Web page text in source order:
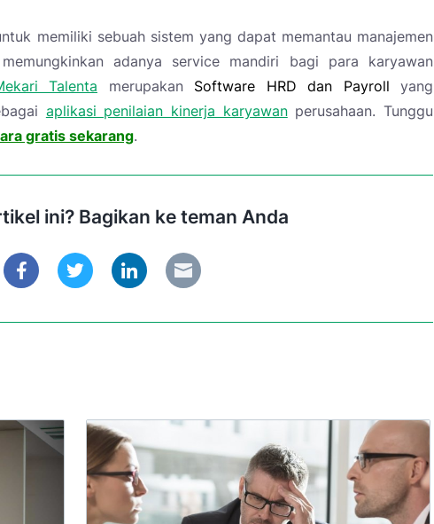
memiliki sebuah sistem yang dapat memantau manajemen
adanya service mandiri bagi para karyawan
Talenta merupakan Software HRD dan Payroll yang
aplikasi penilaian kinerja karyawanperusahaan. Tunggu
gratis sekarang.
ini? Bagikan ke teman Anda